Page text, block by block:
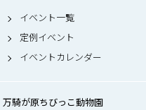
イベント一覧
定例イベント
イベントカレンダー
万騎が原ちびっこ動物園